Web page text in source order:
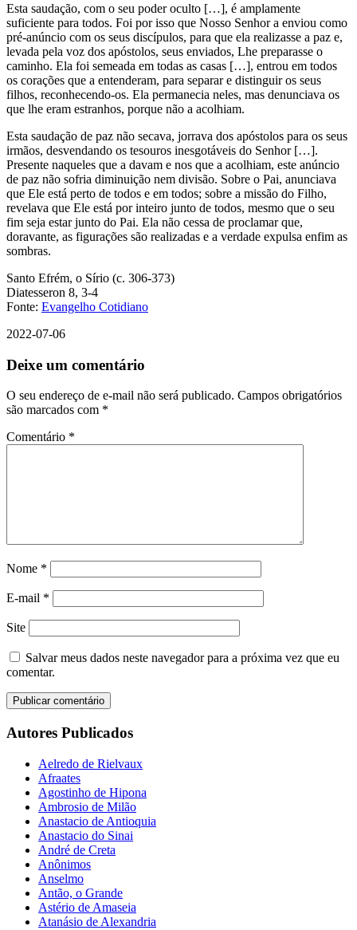
Esta saudação, com o seu poder oculto […], é amplamente
suficiente para todos. Foi por isso que Nosso Senhor a enviou como
pré-anúncio com os seus discípulos, para que ela realizasse a paz e,
levada pela voz dos apóstolos, seus enviados, Lhe preparasse o
caminho. Ela foi semeada em todas as casas […], entrou em todos
os corações que a entenderam, para separar e distinguir os seus
filhos, reconhecendo-os. Ela permanecia neles, mas denunciava os
que lhe eram estranhos, porque não a acolhiam.
Esta saudação de paz não secava, jorrava dos apóstolos para os seus
irmãos, desvendando os tesouros inesgotáveis do Senhor […].
Presente naqueles que a davam e nos que a acolhiam, este anúncio
de paz não sofria diminuição nem divisão. Sobre o Pai, anunciava
que Ele está perto de todos e em todos; sobre a missão do Filho,
revelava que Ele está por inteiro junto de todos, mesmo que o seu
fim seja estar junto do Pai. Ela não cessa de proclamar que,
doravante, as figurações são realizadas e a verdade expulsa enfim as
sombras.
Santo Efrém, o Sírio (c. 306-373)
Diatesseron 8, 3-4
Fonte: Evangelho Cotidiano
2022-07-06
Deixe um comentário
O seu endereço de e-mail não será publicado. Campos obrigatórios
são marcados com *
Comentário *
Nome *
E-mail *
Site
Salvar meus dados neste navegador para a próxima vez que eu
comentar.
Autores Publicados
Aelredo de Rielvaux
Afraates
Agostinho de Hipona
Ambrosio de Milão
Anastacio de Antioquia
Anastacio do Sinai
André de Creta
Anônimos
Anselmo
Antão, o Grande
Astério de Amaseia
Atanásio de Alexandria